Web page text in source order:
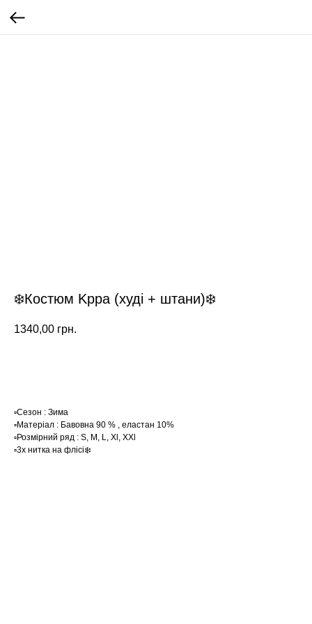
❄️Костюм Kppa (худі + штани)❄️
1340,00 грн.
▫️Сезон : Зима
▫️Матеріал : Бавовна 90 % , еластан 10%
▫️Розмірний ряд : S, M, L, Xl, XХl
▫️3х нитка на флісі❄️